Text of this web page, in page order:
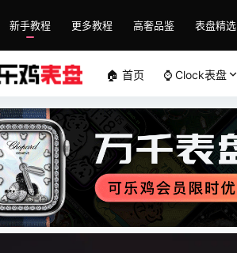
新手教程 更多教程 高奢品鉴 表盘精选
🏠 首页 ⌚️ Clock表盘